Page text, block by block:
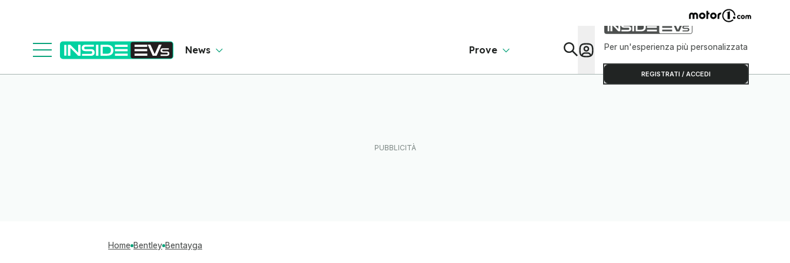
News Prove Per un'esperienza più personalizzata
REGISTRATI / ACCEDI
Home Bentley Bentayga